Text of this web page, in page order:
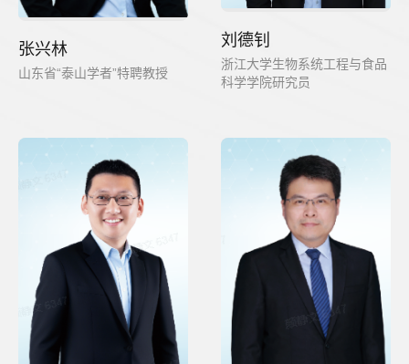
张兴林
山东省“泰山学者”特聘教授
刘德钊
浙江大学生物系统工程与食品
科学学院研究员